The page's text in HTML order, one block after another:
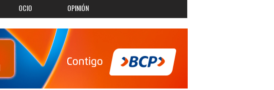
OCIO OPINIÓN